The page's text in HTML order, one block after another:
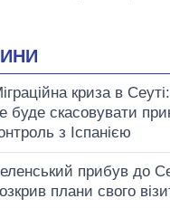
криза в
буде скасовувати
з Іспанією
прибув до
плани свого